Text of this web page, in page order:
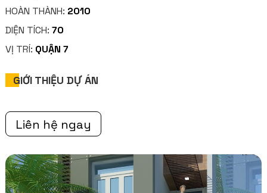
HOÀN THÀNH: 2010
DIỆN TÍCH: 70
VỊ TRÍ: QUẬN 7
GIỚI THIỆU DỰ ÁN
Liên hệ ngay